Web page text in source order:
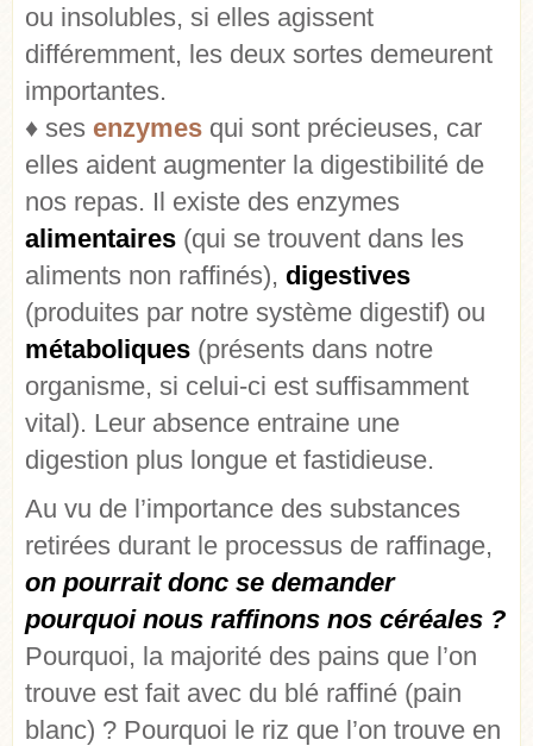
ou insolubles, si elles agissent
différemment, les deux sortes demeurent
importantes.
♦ ses enzymes qui sont précieuses, car
elles aident augmenter la digestibilité de
nos repas. Il existe des enzymes
alimentaires (qui se trouvent dans les
aliments non raffinés), digestives
(produites par notre système digestif) ou
métaboliques (présents dans notre
organisme, si celui-ci est suffisamment
vital). Leur absence entraine une
digestion plus longue et fastidieuse.
Au vu de l’importance des substances
retirées durant le processus de raffinage,
on pourrait donc se demander
pourquoi nous raffinons nos céréales ?
Pourquoi, la majorité des pains que l’on
trouve est fait avec du blé raffiné (pain
blanc) ? Pourquoi le riz que l’on trouve en